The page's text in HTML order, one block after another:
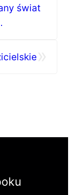
świat
»